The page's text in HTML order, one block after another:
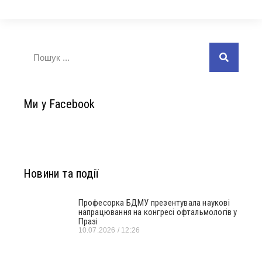
Ми у Facebook
Новини та події
Професорка БДМУ презентувала наукові
напрацювання на конгресі офтальмологів у
Празі
10.07.2026 12:26